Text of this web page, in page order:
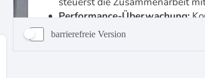
barrierefreie Version